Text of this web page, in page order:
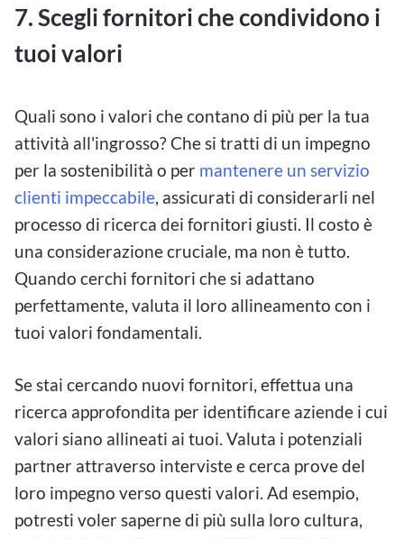
7. Scegli fornitori che condividono i
tuoi valori
Quali sono i valori che contano di più per la tua
attività all'ingrosso? Che si tratti di un impegno
per la sostenibilità o per mantenere un servizio
clienti impeccabile , assicurati di considerarli nel
processo di ricerca dei fornitori giusti. Il costo è
una considerazione cruciale, ma non è tutto.
Quando cerchi fornitori che si adattano
perfettamente, valuta il loro allineamento con i
tuoi valori fondamentali.
Se stai cercando nuovi fornitori, effettua una
ricerca approfondita per identificare aziende i cui
valori siano allineati ai tuoi. Valuta i potenziali
partner attraverso interviste e cerca prove del
loro impegno verso questi valori. Ad esempio,
potresti voler saperne di più sulla loro cultura,